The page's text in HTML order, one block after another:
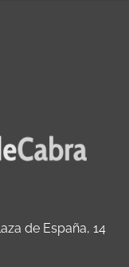
de España, 14